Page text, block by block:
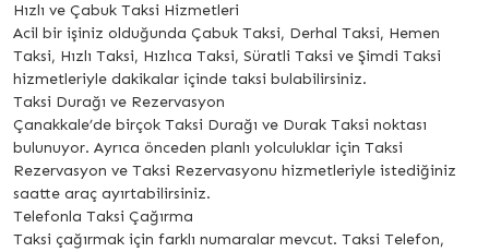
Hızlı ve Çabuk Taksi Hizmetleri
Acil bir işiniz olduğunda Çabuk Taksi, Derhal Taksi, Hemen
Taksi, Hızlı Taksi, Hızlıca Taksi, Süratli Taksi ve Şimdi Taksi
hizmetleriyle dakikalar içinde taksi bulabilirsiniz.
Taksi Durağı ve Rezervasyon
Çanakkale’de birçok Taksi Durağı ve Durak Taksi noktası
bulunuyor. Ayrıca önceden planlı yolculuklar için Taksi
Rezervasyon ve Taksi Rezervasyonu hizmetleriyle istediğiniz
saatte araç ayırtabilirsiniz.
Telefonla Taksi Çağırma
Taksi çağırmak için farklı numaralar mevcut. Taksi Telefon,